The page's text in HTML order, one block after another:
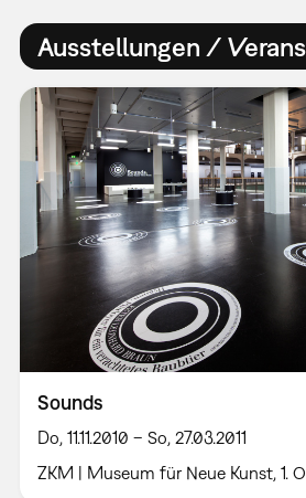
Ausstellungen /
Sounds
Do, 11.11.2010 – So, 27.03.2011
ZKM | Museum für Neue Kunst, 1.